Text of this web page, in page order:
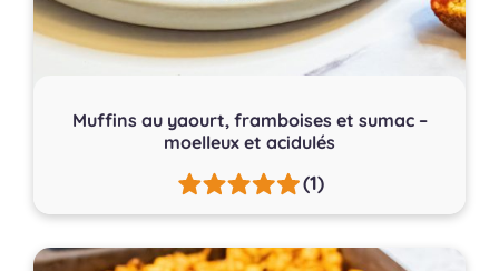
Muffins au yaourt, framboises et sumac –
moelleux et acidulés
(1)